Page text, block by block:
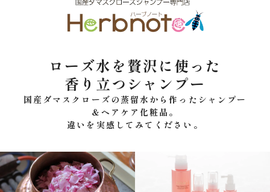
ローズ水を贅沢に使った
香り立つシャンプー
国産ダマスクローズの蒸留水から作ったシャンプー
＆ヘアケア化粧品。
違いを実感してみてください。